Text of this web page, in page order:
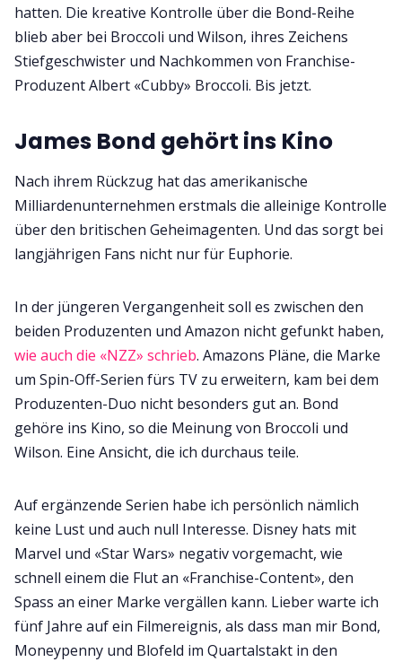
hatten. Die kreative Kontrolle über die Bond-Reihe
blieb aber bei Broccoli und Wilson, ihres Zeichens
Stiefgeschwister und Nachkommen von Franchise-
Produzent Albert «Cubby» Broccoli. Bis jetzt.
James Bond gehört ins Kino
Nach ihrem Rückzug hat das amerikanische
Milliardenunternehmen erstmals die alleinige Kontrolle
über den britischen Geheimagenten. Und das sorgt bei
langjährigen Fans nicht nur für Euphorie.
In der jüngeren Vergangenheit soll es zwischen den
beiden Produzenten und Amazon nicht gefunkt haben,
wie auch die «NZZ» schrieb. Amazons Pläne, die Marke
um Spin-Off-Serien fürs TV zu erweitern, kam bei dem
Produzenten-Duo nicht besonders gut an. Bond
gehöre ins Kino, so die Meinung von Broccoli und
Wilson. Eine Ansicht, die ich durchaus teile.
Auf ergänzende Serien habe ich persönlich nämlich
keine Lust und auch null Interesse. Disney hats mit
Marvel und «Star Wars» negativ vorgemacht, wie
schnell einem die Flut an «Franchise-Content», den
Spass an einer Marke vergällen kann. Lieber warte ich
fünf Jahre auf ein Filmereignis, als dass man mir Bond,
Moneypenny und Blofeld im Quartalstakt in den